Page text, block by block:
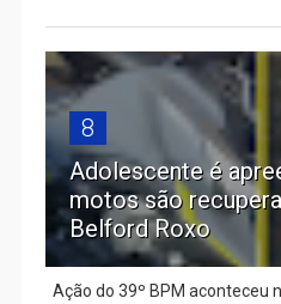
8
Adolescente é
motos são
Belford Roxo
Ação do 39º BPM aconteceu